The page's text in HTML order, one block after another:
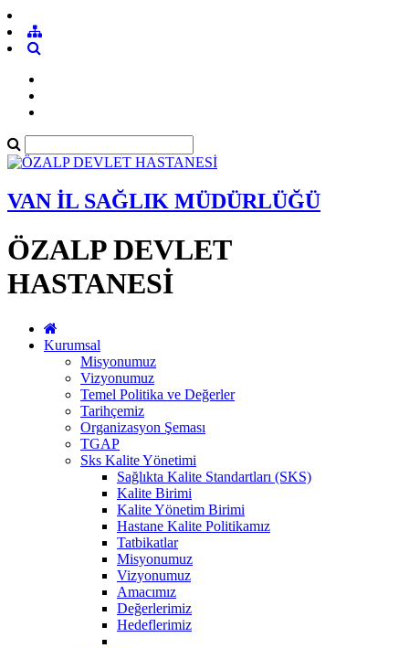
VAN İL SAĞLIK MÜDÜRLÜĞÜ
ÖZALP DEVLET
HASTANESİ
Kurumsal
Misyonumuz
Vizyonumuz
Temel Politika ve Değerler
Tarihçemiz
Organizasyon Şeması
TGAP
Sks Kalite Yönetimi
Sağlıkta Kalite Standartları (SKS)
Kalite Birimi
Kalite Yönetim Birimi
Hastane Kalite Politikamız
Tatbikatlar
Misyonumuz
Vizyonumuz
Amacımız
Değerlerimiz
Hedeflerimiz